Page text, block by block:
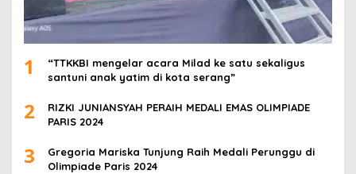
1
“TTKKBI mengelar acara Milad ke satu sekaligus
santuni anak yatim di kota serang”
2
RIZKI JUNIANSYAH PERAIH MEDALI EMAS OLIMPIADE
PARIS 2024
3
Gregoria Mariska Tunjung Raih Medali Perunggu di
Olimpiade Paris 2024